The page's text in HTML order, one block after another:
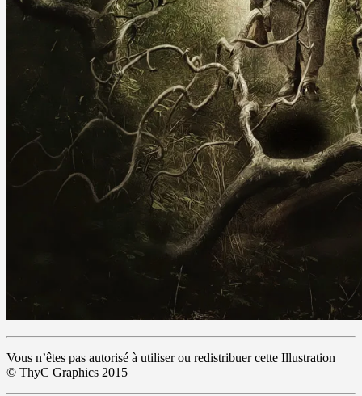
Vous n’êtes pas autorisé à utiliser ou redistribuer cette Illustration
© ThyC Graphics 2015